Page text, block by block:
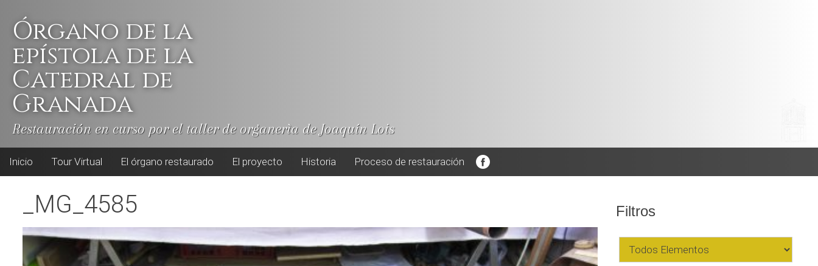
contentÓrgano de la
epístola de la
Catedral de
Granada
Restauración en curso por el taller de organerìa de Joaquín Lois
Inicio Tour Virtual El órgano restaurado El proyecto Historia Proceso de restauración
_MG_4585 Filtros